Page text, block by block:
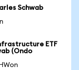
Schwab
ETF
(Ondo